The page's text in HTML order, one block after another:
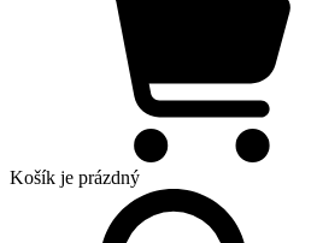
Košík je prázdný